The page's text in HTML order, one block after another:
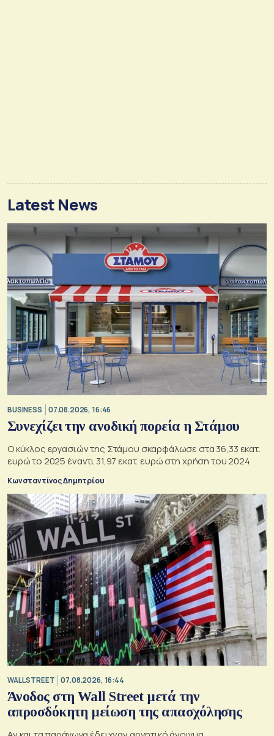
Latest News
BUSINESS 07.08.2026, 16:46
Συνεχίζει την ανοδική πορεία η Στάμου
Ο κύκλος εργασιών της Στάμου σκαρφάλωσε στα 36,33 εκατ.
ευρώ το 2025 έναντι 31,97 εκατ. ευρώ στη χρήση του 2024
Κωνσταντίνος Δημητρίου
WALL STREET 07.08.2026, 16:44
Άνοδος στη Wall Street μετά την
απροσδόκητη μείωση της απασχόλησης